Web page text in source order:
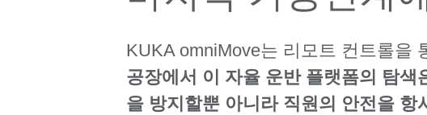
KUKA omniMove는 리모트 컨트롤을
공장에서 이 자율 운반 플랫폼의 탐색
을 방지할뿐 아니라 직원의 안전을 항